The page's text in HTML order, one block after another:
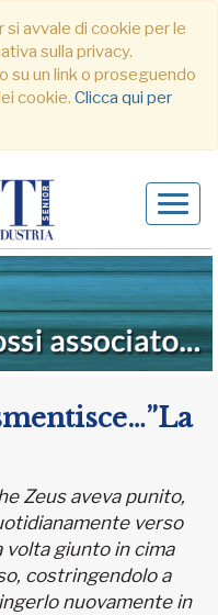
avvale di cookie per le
sulla privacy.
su un link o proseguendo
cookie. Clicca qui per
Zeus aveva punito,
verso
volta giunto in cima
costringendolo a
nuovamente in